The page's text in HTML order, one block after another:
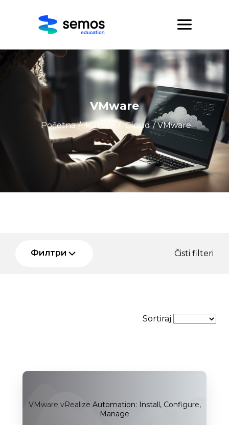
VMware
Početna / Kursevi / Cloud / VMware
Филтри Čisti filteri
Sortiraj
VMware vRealize Automation: Install, Configure,
Manage